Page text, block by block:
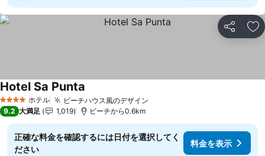
シェア お
4 ホテルのランク
ホテル ビーチハウス風のデザイン
Hotel Sa Punta
9.2 大満足 1,019 ビーチから0.6km
正確な料金を確認するには日付を選択してく
ださい
料金を表示